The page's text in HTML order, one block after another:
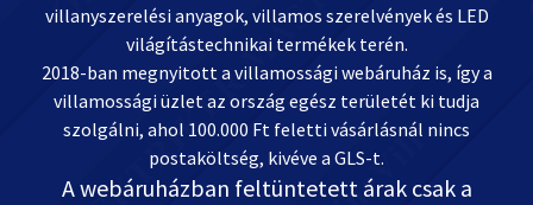
villanyszerelési anyagok, villamos szerelvények és LED
világítástechnikai termékek terén.
2018-ban megnyitott a villamossági webáruház is, így a
villamossági üzlet az ország egész területét ki tudja
szolgálni, ahol 100.000 Ft feletti vásárlásnál nincs
postaköltség, kivéve a GLS-t.
A webáruházban feltüntetett árak csak a